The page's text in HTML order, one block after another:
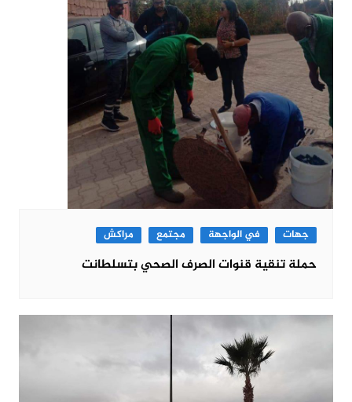
جهات في الواجهة مجتمع مراكش
حملة تنقية قنوات الصرف الصحي بتسلطانت